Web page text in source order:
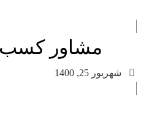
مشاور کسب
شهریور 25, 1400